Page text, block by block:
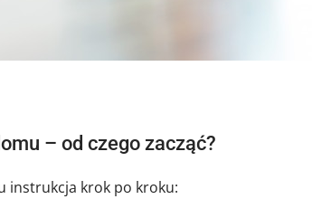
– od czego zacząć?
instrukcja krok po kroku: